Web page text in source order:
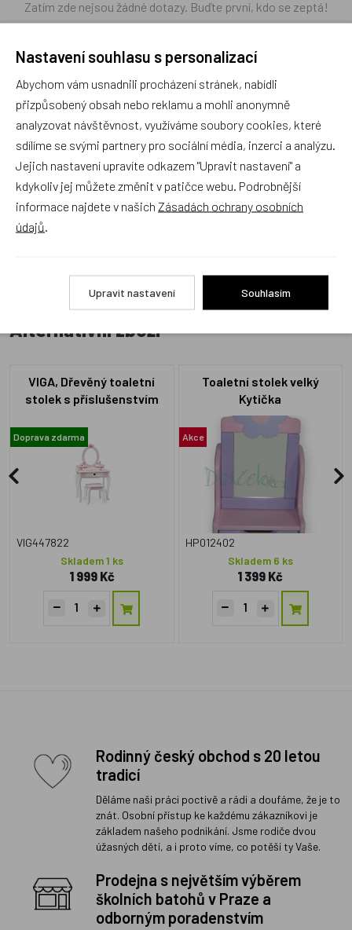
Zatím zde nejsou žádné dotazy. Buďte první, kdo se zeptá!
Recenze
Produkt zatím nemá žádné hodnocení,buďte první, kdo
Přidat hodnocení
Alternativní zboží
VIGA, Dřevěný toaletní
stolek s příslušenstvím
Doprava zdarma
VIG447822
Skladem 1 ks
1 999 Kč
Toaletní stolek velký
Kytička
Akce
HP012402
Skladem 6 ks
1 399 Kč
Rodinný český obchod s 20 letou
tradicí
Děláme naši práci poctivě a rádi a doufáme, že je to
znát. Osobní přístup ke každému zákazníkovi je
základem našeho podnikání. Jsme rodiče dvou
úžasných dětí, a i proto víme, co potěší ty Vaše.
Prodejna s největším výběrem
školních batohů v Praze a
odborným poradenstvím
Nastavení souhlasu s personalizací
Abychom vám usnadnili procházení stránek, nabídli
přizpůsobený obsah nebo reklamu a mohli anonymně
analyzovat návštěvnost, využíváme soubory cookies, které
sdílíme se svými partnery pro sociální média, inzerci a analýzu.
Jejich nastavení upravíte odkazem "Upravit nastavení" a
kdykoliv jej můžete změnit v patičce webu. Podrobnější
informace najdete v našich Zásadách ochrany osobních
údajů
Upravit nastavení Souhlasím